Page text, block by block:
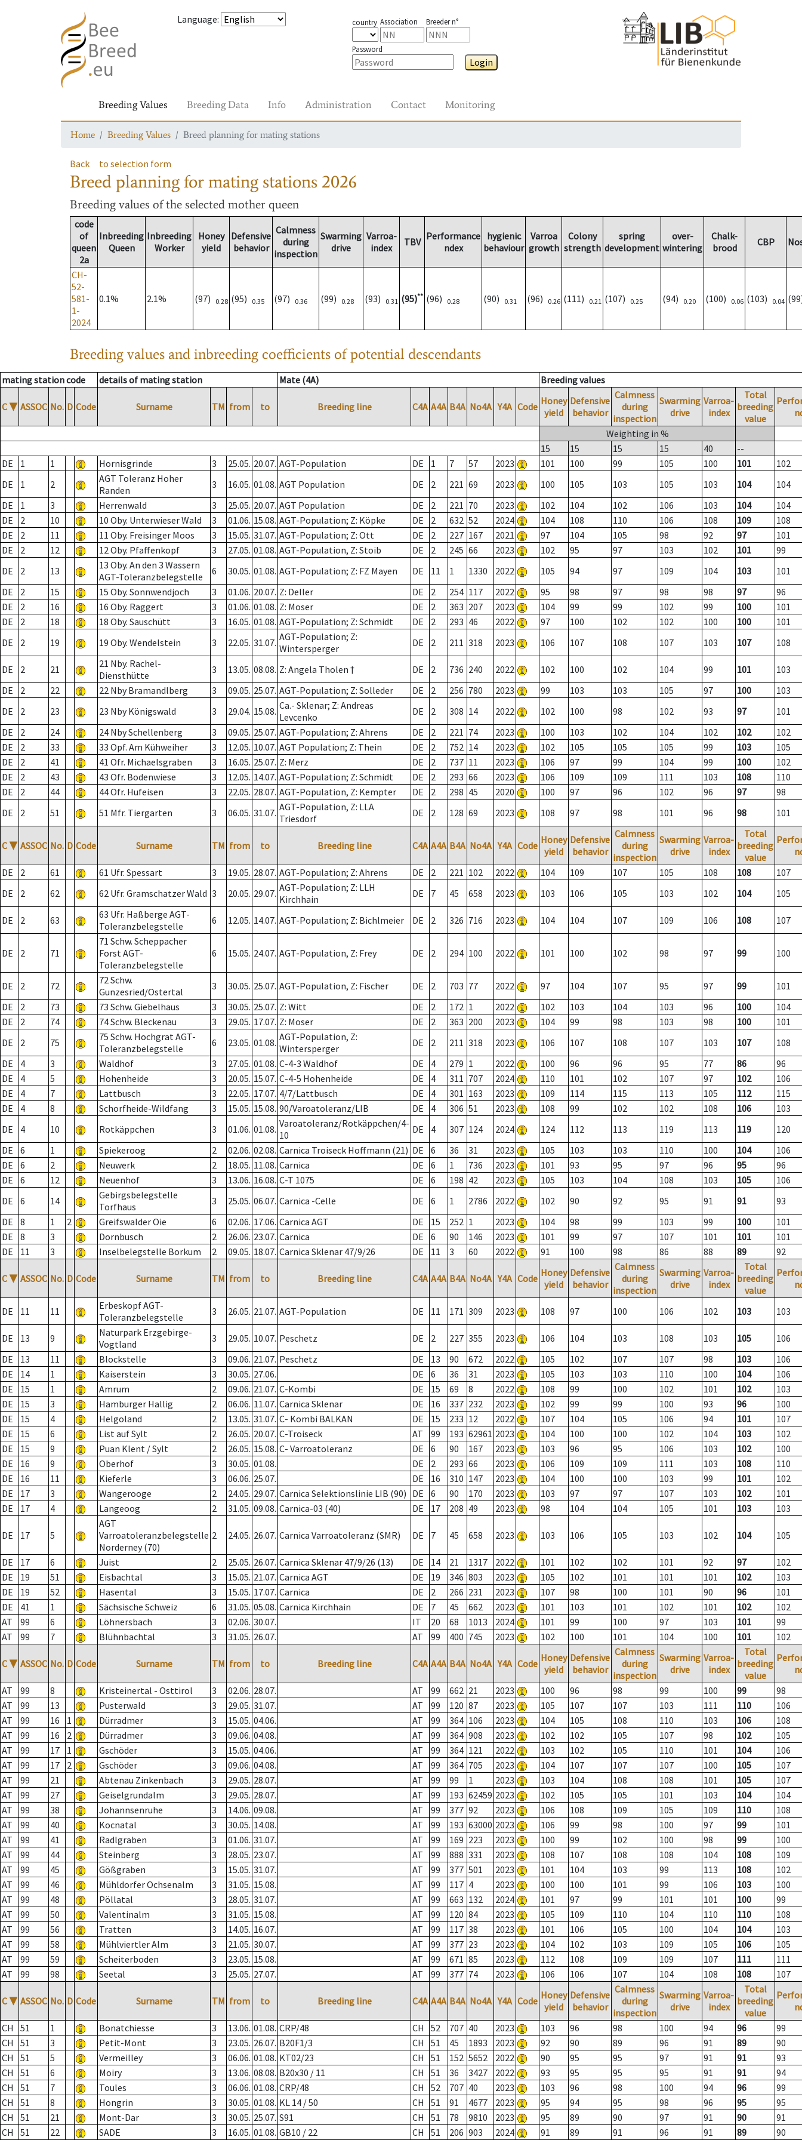
Language: country Association Breeder n°
Password
Login
Breeding Values Breeding Data Info Administration Contact Monitoring
Home Breeding Values Breed planning for mating stations
Back to selection form
Breed planning for mating stations 2026
Breeding values of the selected mother queen
code
of
queen
2a
Inbreeding
Queen
Inbreeding
Worker
Honey
yield
Defensive
behavior
Calmness
during
inspection
Swarming
drive
Varroa-
index
TBV Performance
ndex
hygienic
behaviour
Varroa
growth
Colony
strength
spring
development
over-
wintering
Chalk-
brood
CBP
CH-
52-
581-
1-
2024
0.1% 2.1% (97) 0.28 (95) 0.35 (97) 0.36 (99) 0.28 (93) 0.31 (95)** (96) 0.28 (90) 0.31 (96) 0.26 (111) 0.21 (107) 0.25 (94) 0.20 (100) 0.06 (103) 0.04
Breeding values and inbreeding coefficients of potential descendants
mating station code details of mating station Mate (4A) Breeding values
C ▼ ASSOC No. D Code Surname TM from to Breeding line C4A A4A B4A No4A Y4A Code Honey
yield
Defensive
behavior
Calmness
during
inspection
Swarming
drive
Varroa-
index
Total
breeding
value
Weighting in %
15
15 15 15 40
--
DE
1 1 Hornisgrinde 3 25.05. 20.07. AGT-Population DE 1 7 57 2023 101 100 99 105 100 101
102
DE
1 2
AGT Toleranz Hoher
Randen
3 16.05. 01.08. AGT Population DE 2 221 69 2023 100 105 103 105 103 104
104
DE
1 3 Herrenwald 3 25.05. 20.07. AGT Population DE 2 221 70 2023 102 104 102 106 103 104
104
DE
2 10 10 Oby. Unterwieser Wald 3 01.06. 15.08. AGT-Population; Z: Köpke DE 2 632 52 2024 104 108 110 106 108 109
108
DE
2 11 11 Oby. Freisinger Moos 3 15.05. 31.07. AGT-Population; Z: Ott DE 2 227 167 2021 97 104 105 98 92 97
101
DE
2 12 12 Oby. Pfaffenkopf 3 27.05. 01.08. AGT-Population, Z: Stoib DE 2 245 66 2023 102 95 97 103 102 101
99
DE
2 13
13 Oby. An den 3 Wassern
AGT-Toleranzbelegstelle
6 30.05. 01.08. AGT-Population; Z: FZ Mayen DE 11 1 1330 2022 105 94 97 109 104 103
101
DE
2 15 15 Oby. Sonnwendjoch 3 01.06. 20.07. Z: Deller DE 2 254 117 2022 95 98 97 98 98 97
96
DE
2 16 16 Oby. Raggert 3 01.06. 01.08. Z: Moser DE 2 363 207 2023 104 99 99 102 99 100
101
DE
2 18 18 Oby. Sauschütt 3 16.05. 01.08. AGT-Population; Z: Schmidt DE 2 293 46 2022 97 100 102 102 100 100
101
DE
2 19 19 Oby. Wendelstein 3 22.05. 31.07. AGT-Population; Z:
Wintersperger
DE 2 211 318 2023 106 107 108 107 103 107 108
DE 2 21
21 Nby. Rachel-
Diensthütte
3 13.05. 08.08. Z: Angela Tholen † DE 2 736 240 2022 102 100 102 104 99 101
103
DE
2 22 22 Nby Bramandlberg 3 09.05. 25.07. AGT-Population; Z: Solleder DE 2 256 780 2023 99 103 103 105 97 100
103
DE
2 23 23 Nby Königswald 3 29.04. 15.08. Ca.- Sklenar; Z: Andreas
Levcenko
DE 2 308 14 2022 102 100 98 102 93 97
101
DE
2 24 24 Nby Schellenberg 3 09.05. 25.07. AGT-Population; Z: Ahrens DE 2 221 74 2023 100 103 102 104 102 102
102
DE
2 33 33 Opf. Am Kühweiher 3 12.05. 10.07. AGT Population; Z: Thein DE 2 752 14 2023 102 105 105 105 99 103
105
DE
2 41 41 Ofr. Michaelsgraben 3 16.05. 25.07. Z: Merz DE 2 737 11 2023 106 97 99 104 99 100
102
DE
2 43 43 Ofr. Bodenwiese 3 12.05. 14.07. AGT-Population; Z: Schmidt DE 2 293 66 2023 106 109 109 111 103 108
110
DE
2 44 44 Ofr. Hufeisen 3 22.05. 28.07. AGT-Population, Z: Kempter DE 2 298 45 2020 100 97 96 102 96 97
98
DE
2 51 51 Mfr. Tiergarten 3 06.05. 31.07. AGT-Population, Z: LLA
Triesdorf
DE 2 128 69 2023 108 97 98 101 96 98 101
C ▼ ASSOC No. D Code Surname TM from to Breeding line C4A A4A B4A No4A Y4A Code Honey
yield
Defensive
behavior
Calmness
during
inspection
Swarming
drive
Varroa-
index
Total
breeding
value
DE
2 61 61 Ufr. Spessart 3 19.05. 28.07. AGT-Population; Z: Ahrens DE 2 221 102 2022 104 109 107 105 108 108
107
DE
2 62 62 Ufr. Gramschatzer Wald 3 20.05. 29.07. AGT-Population; Z: LLH
Kirchhain
DE 7 45 658 2023 103 106 105 103 102 104 105
DE 2 63
63 Ufr. Haßberge AGT-
Toleranzbelegstelle
6 12.05. 14.07. AGT-Population; Z: Bichlmeier DE 2 326 716 2023 104 104 107 109 106 108 107
DE 2 71
71 Schw. Scheppacher
Forst AGT-
Toleranzbelegstelle
6 15.05. 24.07. AGT-Population, Z: Frey DE 2 294 100 2022 101 100 102 98 97 99 100
DE 2 72
72 Schw.
Gunzesried/Ostertal
3 30.05. 25.07. AGT-Population, Z: Fischer DE 2 703 77 2022 97 104 107 95 97 99
101
DE
2 73 73 Schw. Giebelhaus 3 30.05. 25.07. Z: Witt DE 2 172 1 2022 102 103 104 103 96 100
104
DE
2 74 74 Schw. Bleckenau 3 29.05. 17.07. Z: Moser DE 2 363 200 2023 104 99 98 103 98 100
101
DE
2 75
75 Schw. Hochgrat AGT-
Toleranzbelegstelle
6 23.05. 01.08. AGT-Population, Z:
Wintersperger
DE 2 211 318 2023 106 107 108 107 103 107
108
DE
4 3 Waldhof 3 27.05. 01.08. C-4-3 Waldhof DE 4 279 1 2022 100 96 96 95 77 86
96
DE
4 5 Hohenheide 3 20.05. 15.07. C-4-5 Hohenheide DE 4 311 707 2024 110 101 102 107 97 102
106
DE
4 7 Lattbusch 3 22.05. 17.07. 4/7/Lattbusch DE 4 301 163 2023 109 114 115 113 105 112
115
DE
4 8 Schorfheide-Wildfang 3 15.05. 15.08. 90/Varoatoleranz/LIB DE 4 306 51 2023 108 99 102 102 108 106
103
DE
4 10 Rotkäppchen 3 01.06. 01.08. Varoatoleranz/Rotkäppchen/4-
10
DE 4 307 124 2024 124 112 113 119 113 119
120
DE
6 1 Spiekeroog 2 02.06. 02.08. Carnica Troiseck Hoffmann (21) DE 6 36 31 2023 105 103 103 110 100 104
106
DE
6 2 Neuwerk 2 18.05. 11.08. Carnica DE 6 1 736 2023 101 93 95 97 96 95
96
DE
6 12 Neuenhof 3 13.06. 16.08. C-T 1075 DE 6 198 42 2023 105 103 104 108 103 105
106
DE
6 14
Gebirgsbelegstelle
Torfhaus
3 25.05. 06.07. Carnica -Celle DE 6 1 2786 2022 102 90 92 95 91 91
93
DE
8 1 2 Greifswalder Oie 6 02.06. 17.06. Carnica AGT DE 15 252 1 2023 104 98 99 103 99 100
101
DE
8 3 Dornbusch 2 26.06. 23.07. Carnica DE 6 90 146 2023 101 99 97 107 101 101
101
DE
11 3 Inselbelegstelle Borkum 2 09.05. 18.07. Carnica Sklenar 47/9/26 DE 11 3 60 2022 91 100 98 86 88 89 92
C ▼ ASSOC No. D Code Surname TM from to Breeding line C4A A4A B4A No4A Y4A Code Honey
yield
Defensive
behavior
Calmness
during
inspection
Swarming
drive
Varroa-
index
Total
breeding
value
DE 11 11
Erbeskopf AGT-
Toleranzbelegstelle
3 26.05. 21.07. AGT-Population DE 11 171 309 2023 108 97 100 106 102 103 103
DE 13 9
Naturpark Erzgebirge-
Vogtland
3 29.05. 10.07. Peschetz DE 2 227 355 2023 106 104 103 108 103 105
106
DE
13 11 Blockstelle 3 09.06. 21.07. Peschetz DE 13 90 672 2022 105 102 107 107 98 103
106
DE
14 1 Kaiserstein 3 30.05. 27.06. DE 6 36 31 2023 105 103 103 110 100 104
106
DE
15 1 Amrum 2 09.06. 21.07. C-Kombi DE 15 69 8 2022 108 99 100 102 101 102
103
DE
15 3 Hamburger Hallig 2 06.06. 11.07. Carnica Sklenar DE 16 337 232 2023 102 99 99 100 93 96
100
DE
15 4 Helgoland 2 13.05. 31.07. C- Kombi BALKAN DE 15 233 12 2022 107 104 105 106 94 101
107
DE
15 6 List auf Sylt 2 26.05. 20.07. C-Troiseck AT 99 193 62961 2023 104 100 100 102 104 103
102
DE
15 9 Puan Klent / Sylt 2 26.05. 15.08. C- Varroatoleranz DE 6 90 167 2023 103 96 95 106 103 102
100
DE
16 9 Oberhof 3 30.05. 01.08. DE 2 293 66 2023 106 109 109 111 103 108
110
DE
16 11 Kieferle 3 06.06. 25.07. DE 16 310 147 2023 104 100 100 103 99 101
102
DE
17 3 Wangerooge 2 24.05. 29.07. Carnica Selektionslinie LIB (90) DE 6 90 170 2023 103 97 97 107 103 102
101
DE
17 4 Langeoog 2 31.05. 09.08. Carnica-03 (40) DE 17 208 49 2023 98 104 104 105 101 103 103
DE 17 5
AGT
Varroatoleranzbelegstelle
Norderney (70)
2 24.05. 26.07. Carnica Varroatoleranz (SMR) DE 7 45 658 2023 103 106 105 103 102 104 105
DE 17 6 Juist 2 25.05. 26.07. Carnica Sklenar 47/9/26 (13) DE 14 21 1317 2022 101 102 102 101 92 97
102
DE
19 51 Eisbachtal 3 15.05. 21.07. Carnica AGT DE 19 346 803 2023 105 102 101 101 101 102
103
DE
19 52 Hasental 3 15.05. 17.07. Carnica DE 2 266 231 2023 107 98 100 101 90 96
101
DE
41 1 Sächsische Schweiz 6 31.05. 05.08. Carnica Kirchhain DE 7 45 662 2023 101 103 101 102 101 102
102
AT
99 6 Löhnersbach 3 02.06. 30.07. IT 20 68 1013 2024 101 99 100 97 103 101
99
AT
99 7 Blühnbachtal 3 31.05. 26.07. AT 99 400 745 2023 102 100 101 104 100 101 102
C ▼ ASSOC No. D Code Surname TM from to Breeding line C4A A4A B4A No4A Y4A Code Honey
yield
Defensive
behavior
Calmness
during
inspection
Swarming
drive
Varroa-
index
Total
breeding
value
AT
99 8 Kristeinertal - Osttirol 3 02.06. 28.07. AT 99 662 21 2023 100 96 98 99 100 99
98
AT
99 13 Pusterwald 3 29.05. 31.07. AT 99 120 87 2023 105 107 107 103 111 110
106
AT
99 16 1 Dürradmer 3 15.05. 04.06. AT 99 364 106 2023 104 105 108 110 103 106
108
AT
99 16 2 Dürradmer 3 09.06. 04.08. AT 99 364 908 2023 102 102 105 107 98 102
105
AT
99 17 1 Gschöder 3 15.05. 04.06. AT 99 364 121 2022 103 102 105 110 101 104
106
AT
99 17 2 Gschöder 3 09.06. 04.08. AT 99 364 705 2023 104 107 107 107 100 105
107
AT
99 21 Abtenau Zinkenbach 3 29.05. 28.07. AT 99 99 1 2023 103 104 108 108 101 105
107
AT
99 27 Geiselgrundalm 3 29.05. 28.07. AT 99 193 62459 2023 102 105 105 101 103 104
104
AT
99 38 Johannsenruhe 3 14.06. 09.08. AT 99 377 92 2023 106 108 109 105 109 110
108
AT
99 40 Kocnatal 3 30.05. 14.08. AT 99 193 63000 2023 106 99 98 100 97 99
101
AT
99 41 Radlgraben 3 01.06. 31.07. AT 99 169 223 2023 100 99 102 100 98 99
100
AT
99 44 Steinberg 3 28.05. 23.07. AT 99 888 331 2023 108 107 108 108 104 108
109
AT
99 45 Gößgraben 3 15.05. 31.07. AT 99 377 501 2023 101 104 103 99 113 108
102
AT
99 46 Mühldorfer Ochsenalm 3 31.05. 15.08. AT 99 117 4 2023 100 100 101 99 106 103
100
AT
99 48 Pöllatal 3 28.05. 31.07. AT 99 663 132 2024 101 97 99 101 101 100
99
AT
99 50 Valentinalm 3 31.05. 15.08. AT 99 120 84 2023 105 109 110 104 110 110
108
AT
99 56 Tratten 3 14.05. 16.07. AT 99 117 38 2023 101 106 105 100 104 104
103
AT
99 58 Mühlviertler Alm 3 21.05. 30.07. AT 99 377 23 2023 104 102 103 109 105 106
105
AT
99 59 Scheiterboden 3 23.05. 15.08. AT 99 671 85 2023 112 108 109 109 107 111
111
AT
99 98 Seetal 3 25.05. 27.07. AT 99 377 74 2023 106 106 107 104 108 108 107
C ▼ ASSOC No. D Code Surname TM from to Breeding line C4A A4A B4A No4A Y4A Code Honey
yield
Defensive
behavior
Calmness
during
inspection
Swarming
drive
Varroa-
index
Total
breeding
value
CH
51 1 Bonatchiesse 3 13.06. 01.08. CRP/48 CH 52 707 40 2023 103 96 98 100 94 96
99
CH
51 3 Petit-Mont 3 23.05. 26.07. B20F1/3 CH 51 45 1893 2023 92 90 89 96 91 89
90
CH
51 5 Vermeilley 3 06.06. 01.08. KT02/23 CH 51 152 5652 2022 90 95 95 97 91 91
93
CH
51 6 Moiry 3 13.06. 08.08. B20x30 / 11 CH 51 36 3427 2022 93 95 95 95 91 91
94
CH
51 7 Toules 3 06.06. 01.08. CRP/48 CH 52 707 40 2023 103 96 98 100 94 96
99
CH
51 8 Hongrin 3 30.05. 01.08. KL 14 / 50 CH 51 91 4677 2023 95 94 95 98 96 95
95
CH
51 21 Mont-Dar 3 30.05. 25.07. S91 CH 51 78 9810 2023 95 89 90 97 91 90
91
CH
51 22 SADE 3 16.05. 01.08. GB10 / 22 CH 51 206 903 2024 91 89 91 96 91 89 90